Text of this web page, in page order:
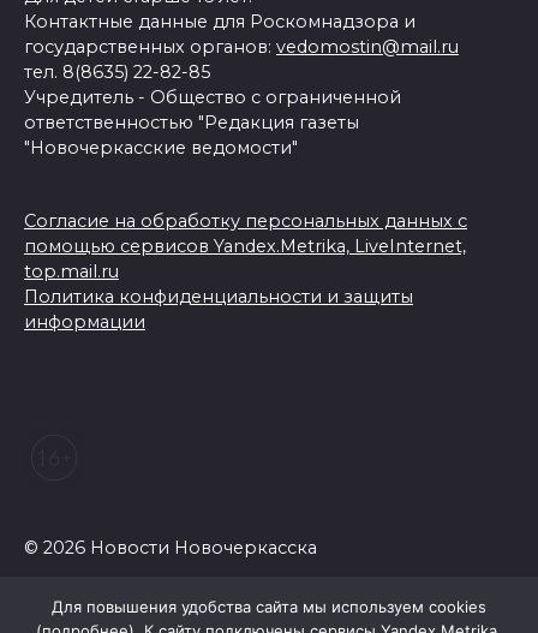
Контактные данные для Роскомнадзора и
государственных органов: vedomostin@mail.ru
тел. 8(8635) 22-82-85
Учредитель - Общество с ограниченной
ответственностью "Редакция газеты
"Новочеркасские ведомости"
Согласие на обработку персональных данных с
помощью сервисов Yandex.Metrika, LiveInternet,
top.mail.ru
Политика конфиденциальности и защиты
информации
© 2026 Новости Новочеркасска
Для повышения удобства сайта мы используем cookies